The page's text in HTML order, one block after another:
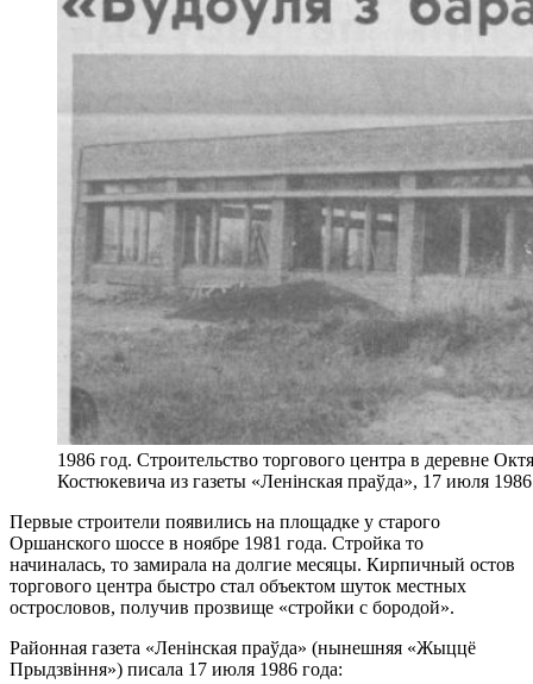
1986 год. Строительство торгового центра в деревне
Костюкевича из газеты «Ленінская праўда», 17 июля
Первые строители появились на площадке у старого
Оршанского шоссе в ноябре 1981 года. Стройка то
начиналась, то замирала на долгие месяцы. Кирпичный остов
торгового центра быстро стал объектом шуток местных
острословов, получив прозвище «стройки с бородой».
Районная газета «Ленінская праўда» (нынешняя «Жыццё
Прыдзвіння») писала 17 июля 1986 года: